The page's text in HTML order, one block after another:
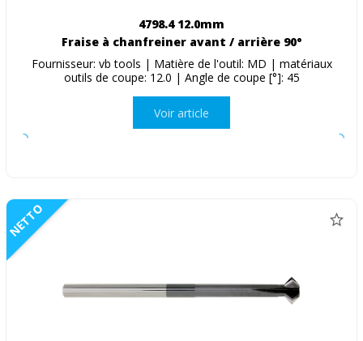
4798.4 12.0mm
Fraise à chanfreiner avant / arrière 90°
Fournisseur: vb tools | Matière de l'outil: MD | matériaux
outils de coupe: 12.0 | Angle de coupe [°]: 45
Voir article
NETTO